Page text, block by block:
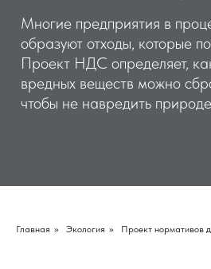
чтобы не навредить природе.
Главная » Экология » Проект нормативов